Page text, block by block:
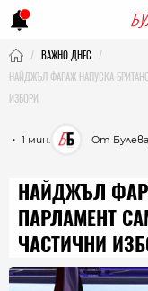
ВАЖНО ДНЕС
НАЙДЖЪЛ ФАРАЖ НАПУСКА
ИЗБОРИ
・ 1 мин. От
НАЙДЖЪЛ
ПАРЛАМЕНТ
ЧАСТИЧНИ